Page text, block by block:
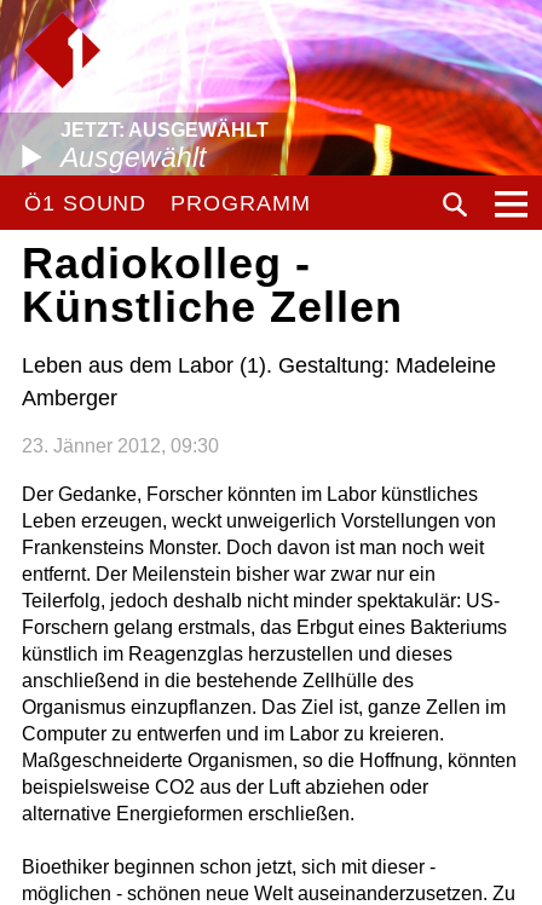
JETZT: AUSGEWÄHLT
Ausgewählt
Ö1 SOUND PROGRAMM
Radiokolleg -
Künstliche Zellen
Leben aus dem Labor (1). Gestaltung: Madeleine
Amberger
23. Jänner 2012, 09:30
Der Gedanke, Forscher könnten im Labor künstliches
Leben erzeugen, weckt unweigerlich Vorstellungen von
Frankensteins Monster. Doch davon ist man noch weit
entfernt. Der Meilenstein bisher war zwar nur ein
Teilerfolg, jedoch deshalb nicht minder spektakulär: US-
Forschern gelang erstmals, das Erbgut eines Bakteriums
künstlich im Reagenzglas herzustellen und dieses
anschließend in die bestehende Zellhülle des
Organismus einzupflanzen. Das Ziel ist, ganze Zellen im
Computer zu entwerfen und im Labor zu kreieren.
Maßgeschneiderte Organismen, so die Hoffnung, könnten
beispielsweise CO2 aus der Luft abziehen oder
alternative Energieformen erschließen.
Bioethiker beginnen schon jetzt, sich mit dieser -
möglichen - schönen neue Welt auseinanderzusetzen. Zu